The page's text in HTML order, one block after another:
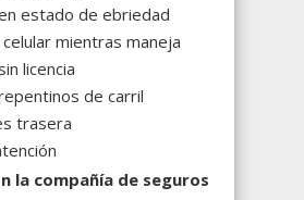
estado de ebriedad
mientras maneja
licencia
de carril
trasera
la compañía de seguros